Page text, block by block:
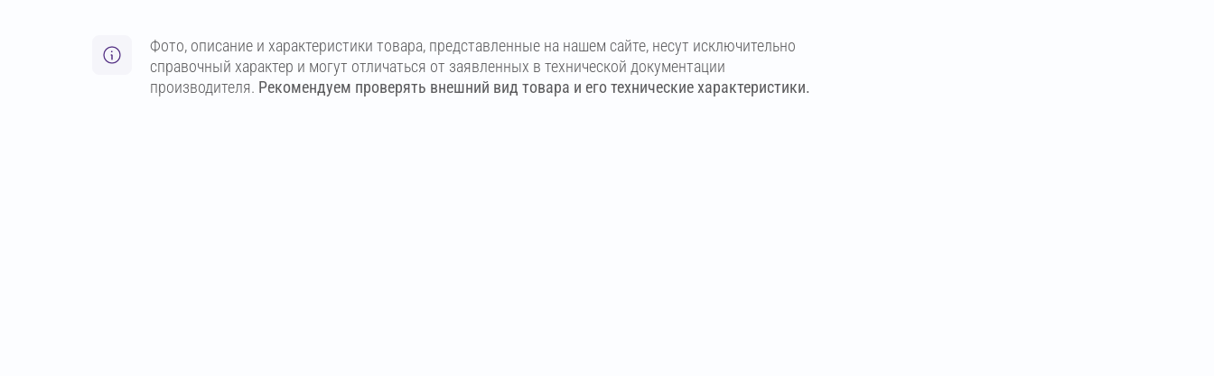
Фото, описание и характеристики товара, представленные на нашем сайте, несут исключительно
справочный характер и могут отличаться от заявленных в технической документации
производителя. Рекомендуем проверять внешний вид товара и его технические характеристики.